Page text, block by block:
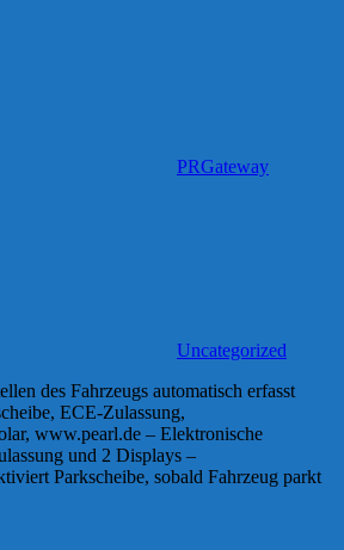
PRGateway
Uncategorized
des Fahrzeugs automatisch erfasst
ECE-Zulassung,
www.pearl.de – Elektronische
und 2 Displays –
Parkscheibe, sobald Fahrzeug parkt